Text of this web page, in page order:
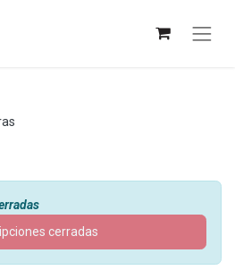
cerradas